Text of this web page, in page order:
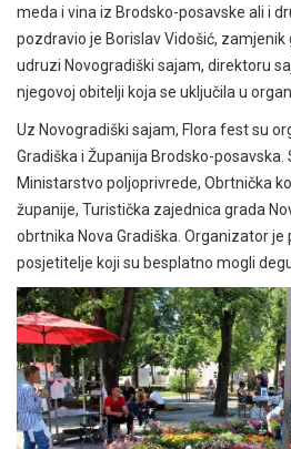
meda i vina iz Brodsko-posavske ali i
pozdravio je Borislav Vidošić,
udruzi Novogradiški sajam, direktoru
njegovoj obitelji koja se uključila u
Uz Novogradiški sajam, Flora fest su
Gradiška i Županija Brodsko-
Ministarstvo poljoprivrede, Obrtnička
županije, Turistička zajednica grada
obrtnika Nova Gradiška. Organizator
posjetitelje koji su besplatno mogli